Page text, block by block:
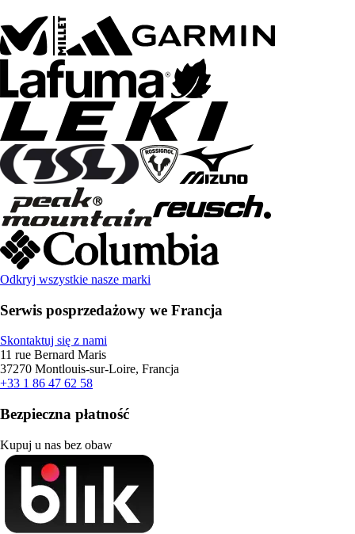
Odkryj wszystkie nasze marki
Serwis posprzedażowy we Francja
Skontaktuj się z nami
11 rue Bernard Maris
37270 Montlouis-sur-Loire, Francja
+33 1 86 47 62 58
Bezpieczna płatność
Kupuj u nas bez obaw